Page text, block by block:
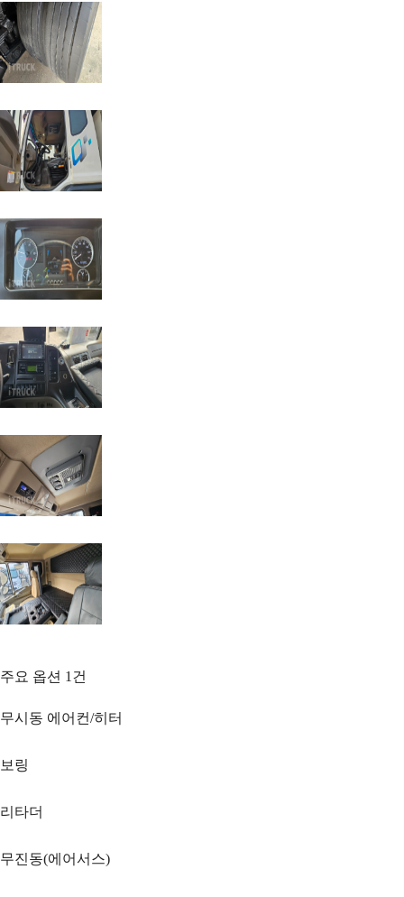
주요 옵션 1 건
무시동 에어컨/히터
보링
리타더
무진동(에어서스)